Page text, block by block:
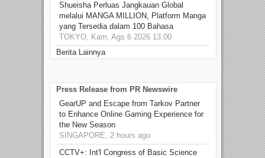
Shueisha Perluas Jangkauan Global
melalui MANGA MILLION, Platform Manga
yang Tersedia dalam 100 Bahasa
TOKYO, Kam, Ags 6 2026 13.00
Berita Lainnya
Press Release from PR Newswire
GearUP and Escape from Tarkov Partner
to Enhance Online Gaming Experience for
the New Season
SINGAPORE, 2 hours ago
CCTV+: Int'l Congress of Basic Science